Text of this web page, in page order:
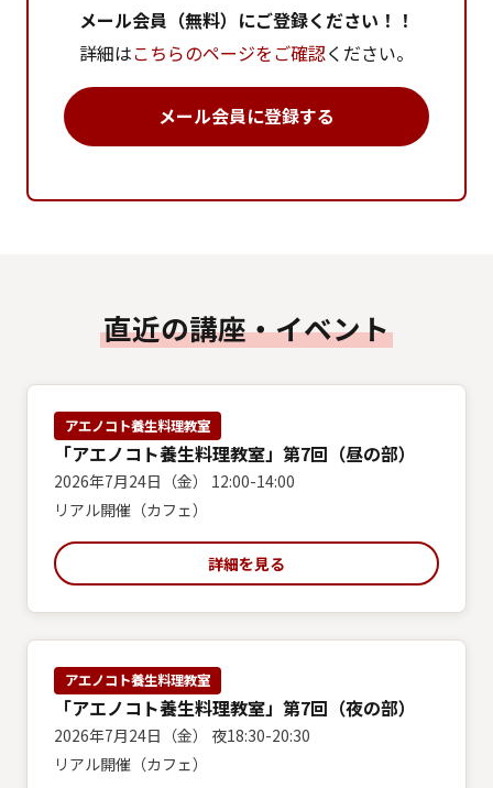
メール会員（無料）にご登録ください！！
詳細はこちらのページをご確認ください。
メール会員に登録する
直近の講座・イベント
アエノコト養生料理教室
「アエノコト養生料理教室」第7回（昼の部）
2026年7月24日（金） 12:00-14:00
リアル開催（カフェ）
詳細を見る
アエノコト養生料理教室
「アエノコト養生料理教室」第7回（夜の部）
2026年7月24日（金） 夜18:30-20:30
リアル開催（カフェ）